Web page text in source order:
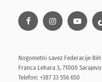
Nogometni savez Federacije BiH
Franca Lehara 3, 71000 Sarajevo
Telefon: +387 33 556 650